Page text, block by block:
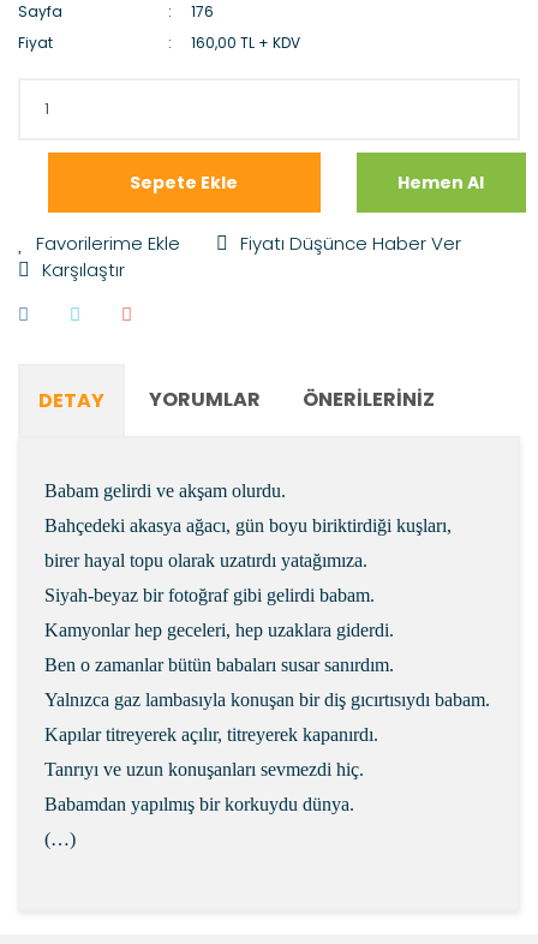
Sayfa
176
Fiyat
160,00 TL + KDV
Sepete Ekle Hemen Al
Fiyatı Düşünce Haber Ver
Karşılaştır
DETAY YORUMLAR ÖNERILERINIZ
Babam gelirdi ve akşam olurdu.
Bahçedeki akasya ağacı, gün boyu biriktirdiği kuşları,
birer hayal topu olarak uzatırdı yatağımıza.
Siyah-beyaz bir fotoğraf gibi gelirdi babam.
Kamyonlar hep geceleri, hep uzaklara giderdi.
Ben o zamanlar bütün babaları susar sanırdım.
Yalnızca gaz lambasıyla konuşan bir diş gıcırtısıydı babam.
Kapılar titreyerek açılır, titreyerek kapanırdı.
Tanrıyı ve uzun konuşanları sevmezdi hiç.
Babamdan yapılmış bir korkuydu dünya.
(…)